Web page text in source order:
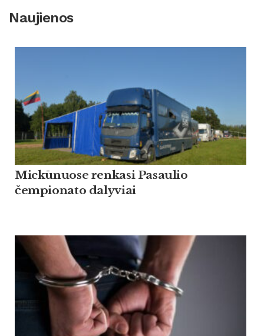
Naujienos
Mickūnuose renkasi Pasaulio
čempionato dalyviai